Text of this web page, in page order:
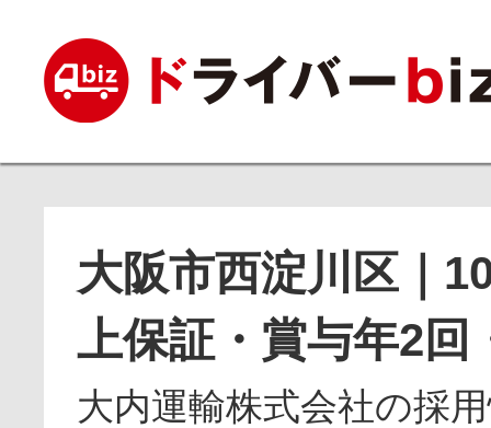
大阪市西淀川区｜
上保証・賞与年2回
大内運輸株式会社の採